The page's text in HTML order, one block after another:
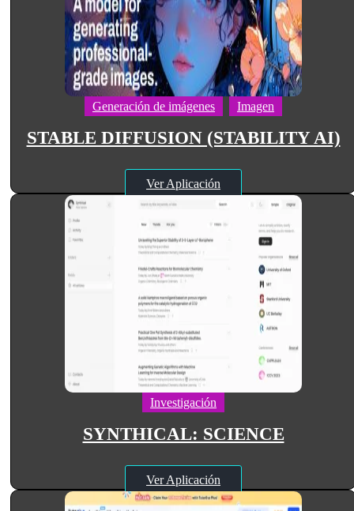
Generación de imágenes Imagen
STABLE DIFFUSION (STABILITY AI)
Ver Aplicación
Investigación
SYNTHICAL: SCIENCE
Ver Aplicación